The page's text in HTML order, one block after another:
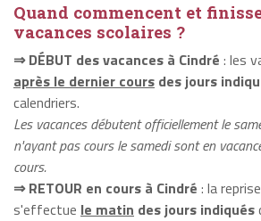
Quand commencent et
vacances scolaires ?
⇒ DÉBUT des vacances à Cindré : les
après le dernier cours des jours
calendriers.
Les vacances débutent officiellement le
n'ayant pas cours le samedi sont en
cours.
⇒ RETOUR en cours à Cindré : la
s'effectue le matin des jours indiqués